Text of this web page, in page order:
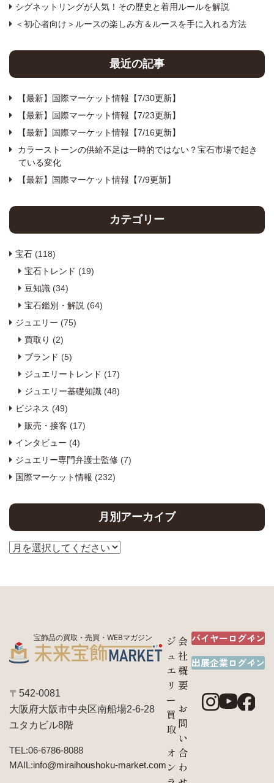
シグネットリングが人気！その歴史と着用ルールを解説
＜初心者向け＞ルースの楽しみ方＆ルースを手に入れる方法
最近の記事
【最新】国際マーケット情報【7/30更新】
【最新】国際マーケット情報【7/23更新】
【最新】国際マーケット情報【7/16更新】
カラーストーンの供給不足は一時的ではない？宝石市場で起き
ている変化
【最新】国際マーケット情報【7/9更新】
カテゴリー
宝石 (118)
宝石トレンド (19)
豆知識 (34)
宝石鑑別・解説 (64)
ジュエリー (75)
買取り (2)
ブランド (5)
ジュエリートレンド (17)
ジュエリー基礎知識 (48)
ビジネス (49)
販売・接客 (17)
インタビュー (4)
ジュエリー専門弁護士監修 (7)
国際マーケット情報 (232)
月別アーカイブ
宝飾品の買取・売買・WEBマガジン
〒542-0081
大阪府大阪市中央区南船場2-6-28
ユタカビル8階
TEL:06-6786-8088
MAIL:info@miraihoushoku-market.com
ジ
ュ
エ
リ
ー
買
取
オ
ン
会
社
概
要
お
問
い
合
わ
バイヤーログイン
出展企業ログイン